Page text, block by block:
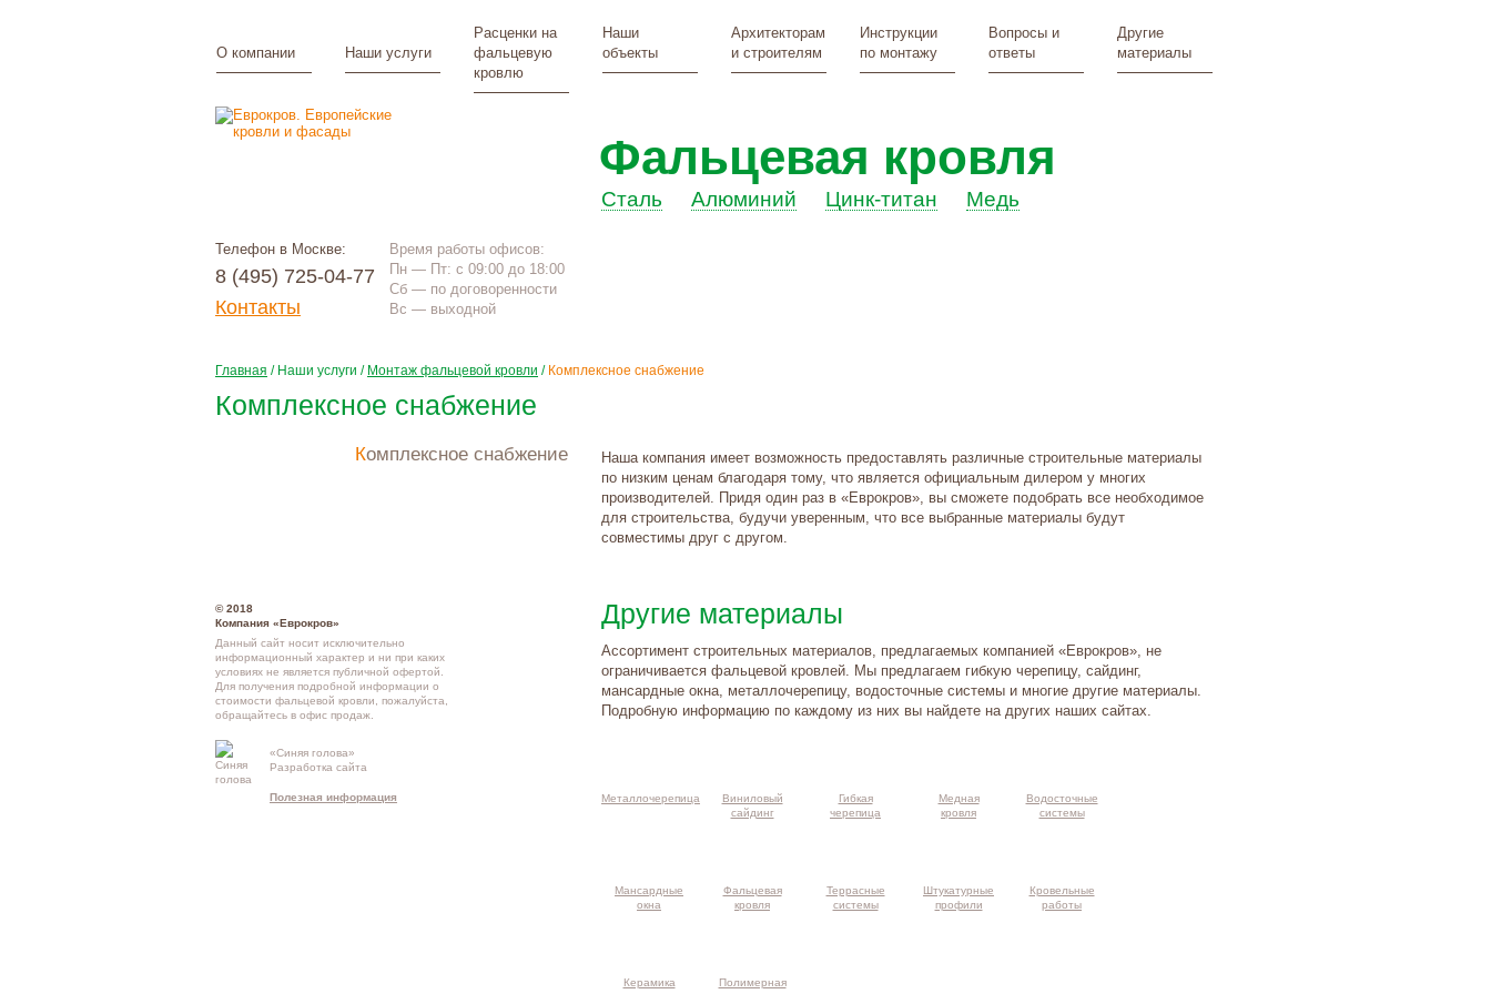
О компании Наши услуги
Расценки на
фальцевую
кровлю
Наши
объекты
Архитекторам
и строителям
Инструкции
по монтажу
Вопросы и
ответы
Другие
материалы
Телефон в Москве:
8 (495) 725-04-77
Контакты
Время работы офисов:
Пн — Пт: с 09:00 до 18:00
Сб — по договоренности
Вс — выходной
Фальцевая кровля
Сталь Алюминий Цинк-титан Медь
Главная / Наши услуги / Монтаж фальцевой кровли / Комплексное снабжение
Комплексное снабжение
Комплексное снабжение
Наша компания имеет возможность предоставлять различные строительные материалы
по низким ценам благодаря тому, что является официальным дилером у многих
производителей. Придя один раз в «Еврокров», вы сможете подобрать все необходимое
для строительства, будучи уверенным, что все выбранные материалы будут
совместимы друг с другом.
© 2018
Компания «Еврокров»
Данный сайт носит исключительно
информационный характер и ни при каких
условиях не является публичной офертой.
Для получения подробной информации о
стоимости фальцевой кровли , пожалуйста,
обращайтесь в офис продаж.
«Синяя голова»
Разработка сайта
Полезная информация
Другие материалы
Ассортимент строительных материалов, предлагаемых компанией «Еврокров», не
ограничивается фальцевой кровлей. Мы предлагаем гибкую черепицу, сайдинг,
мансардные окна, металлочерепицу, водосточные системы и многие другие материалы.
Подробную информацию по каждому из них вы найдете на других наших сайтах.
Металлочерепица
Виниловый
сайдинг
Гибкая
черепица
Медная
кровля
Водосточные
системы
Мансардные
окна
Фальцевая
кровля
Террасные
системы
Штукатурные
профили
Кровельные
работы
Керамика
Полимерная